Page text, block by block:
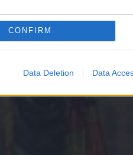
CONFIRM
Data Deletion Data